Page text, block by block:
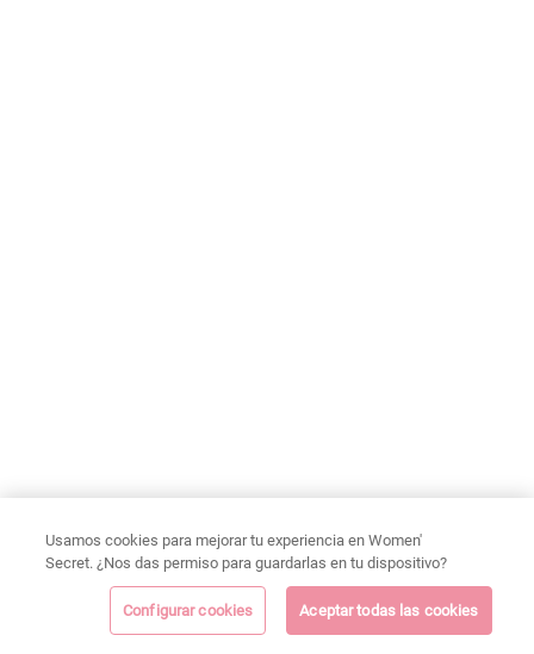
Usamos cookies para mejorar tu experiencia en Women'
Secret. ¿Nos das permiso para guardarlas en tu dispositivo?
Configurar cookies Aceptar todas las cookies